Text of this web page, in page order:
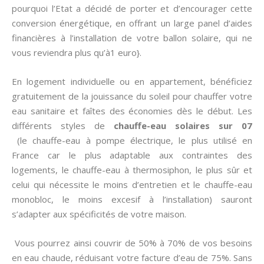
pourquoi l’Etat a décidé de porter et d’encourager cette
conversion énergétique, en offrant un large panel d’aides
financières à l’installation de votre ballon solaire, qui ne
vous reviendra plus qu’à1 euro}.
En logement individuelle ou en appartement, bénéficiez
gratuitement de la jouissance du soleil pour chauffer votre
eau sanitaire et faîtes des économies dès le début. Les
différents styles de chauffe-eau solaires sur 07
(le chauffe-eau à pompe électrique, le plus utilisé en
France car le plus adaptable aux contraintes des
logements, le chauffe-eau à thermosiphon, le plus sûr et
celui qui nécessite le moins d’entretien et le chauffe-eau
monobloc, le moins excesif à l’installation) sauront
s’adapter aux spécificités de votre maison.
Vous pourrez ainsi couvrir de 50% à 70% de vos besoins
en eau chaude, réduisant votre facture d’eau de 75%. Sans